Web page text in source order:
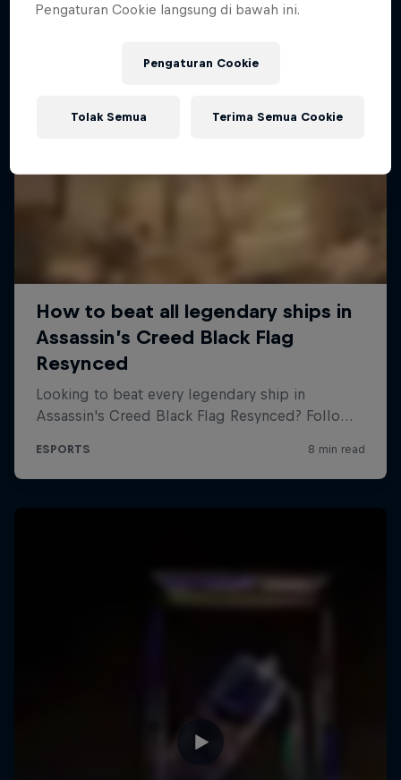
Pengaturan Cookie langsung di bawah ini.
Pengaturan Cookie
Tolak Semua Terima Semua Cookie